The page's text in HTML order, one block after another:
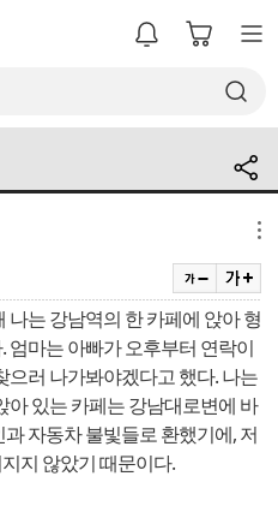
는 강남역의 한 카페에 앉아 형
엄마는 아빠가 오후부터 연락이
으러 나가봐야겠다고 했다. 나는
있는 카페는 강남대로변에 바
자동차 불빛들로 환했기에, 저
지 않았기 때문이다.